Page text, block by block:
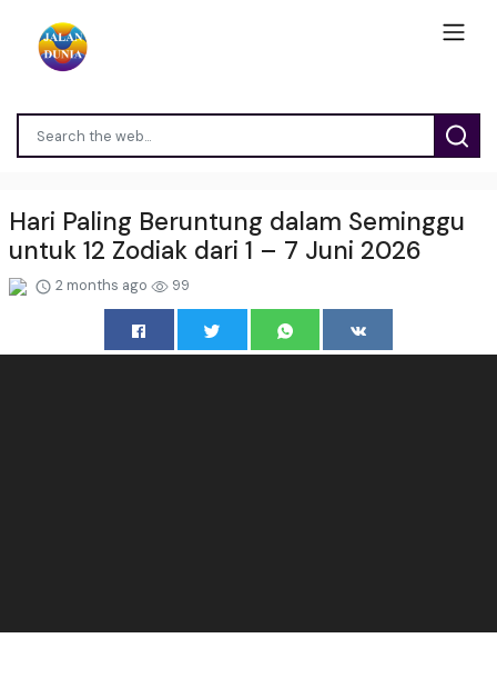
Hari Paling Beruntung dalam Seminggu
untuk 12 Zodiak dari 1 – 7 Juni 2026
2 months ago 99